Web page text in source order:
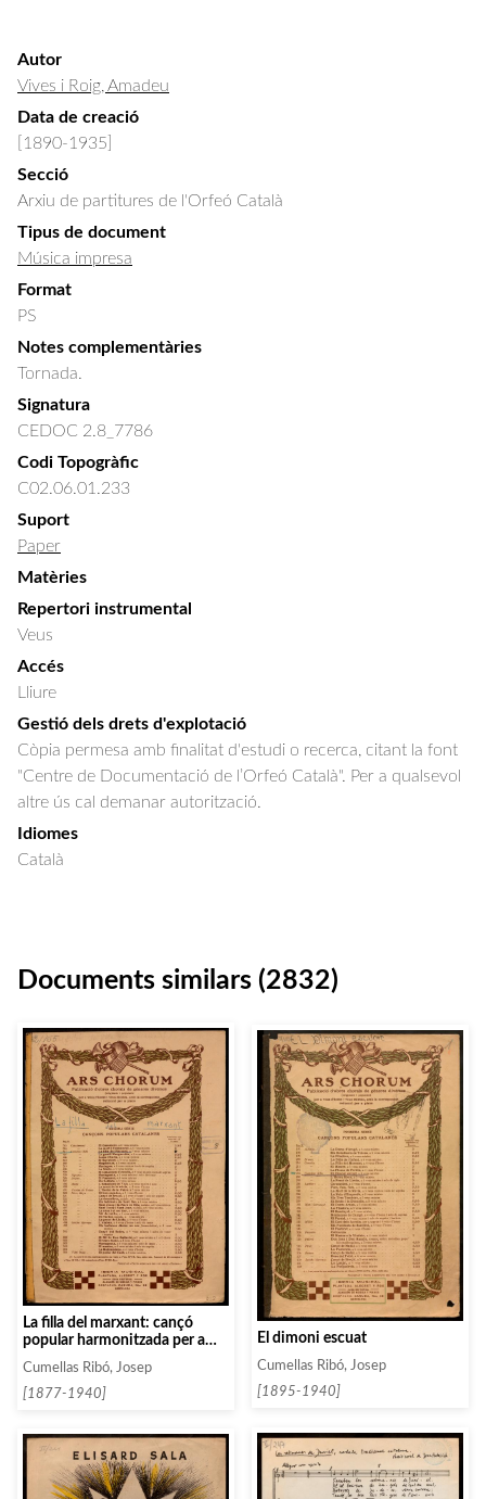
Autor
Vives i Roig, Amadeu
Data de creació
[1890-1935]
Secció
Arxiu de partitures de l'Orfeó Català
Tipus de document
Música impresa
Format
PS
Notes complementàries
Tornada.
Signatura
CEDOC 2.8_7786
Codi Topogràfic
C02.06.01.233
Suport
Paper
Matèries
Repertori instrumental
Veus
Accés
Lliure
Gestió dels drets d'explotació
Còpia permesa amb finalitat d'estudi o recerca, citant la font
"Centre de Documentació de l’Orfeó Català". Per a qualsevol
altre ús cal demanar autorització.
Idiomes
Català
Documents similars (2832)
La filla del marxant: cançó
popular harmonitzada per a
Cumellas Ribó, Josep
[1877-1940]
El dimoni escuat
Cumellas Ribó, Josep
[1895-1940]